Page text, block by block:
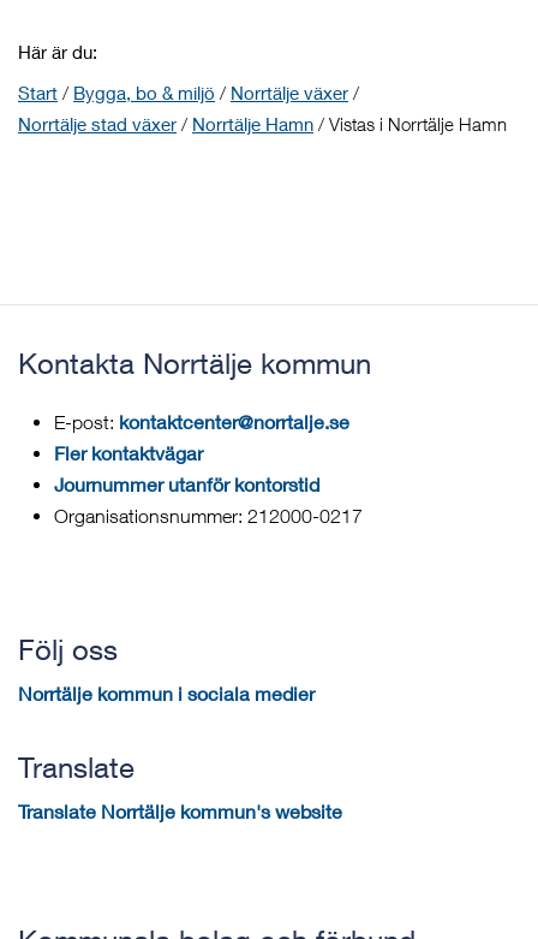
Här är du:
Start / Bygga, bo & miljö / Norrtälje växer /
Norrtälje stad växer / Norrtälje Hamn / Vistas i Norrtälje Hamn
Kontakta Norrtälje kommun
E-post: kontaktcenter@norrtalje.se
Fler kontaktvägar
Journummer utanför kontorstid
Organisationsnummer: 212000-0217
Följ oss
Norrtälje kommun i sociala medier
Translate
Translate Norrtälje kommun's website